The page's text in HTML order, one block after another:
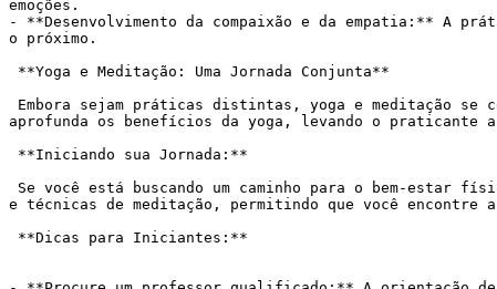
emoções.
- **Desenvolvimento da compaixão e da empatia:** A
o próximo.
aprofunda os benefícios da yoga, levando o praticante
e técnicas de meditação, permitindo que você encontre